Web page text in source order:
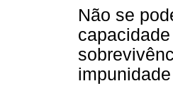
Não se